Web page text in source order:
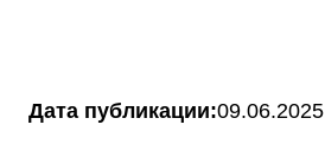
Дата публикации:09.06.2025